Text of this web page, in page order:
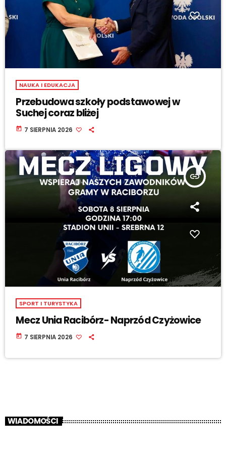
NAUKA I EDUKACJA
Przebudowa szkoły podstawowej w
Suchej coraz bliżej
today 7 SIERPNIA 2026
insert_link
SPORT I TURYSTYKA
Mecz Unia Racibórz- Naprzód Czyżowice
today 7 SIERPNIA 2026
WIADOMOŚCI